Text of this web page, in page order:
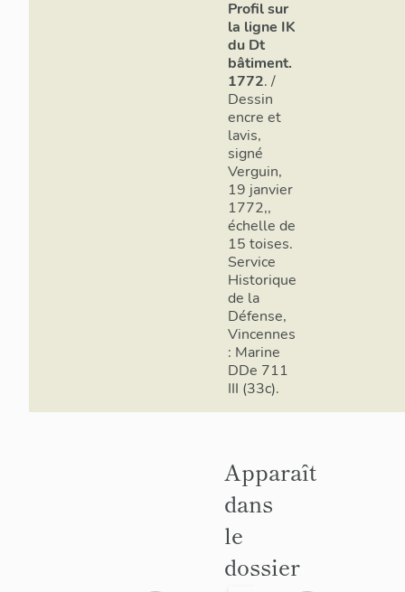
Profil sur
la ligne IK
du Dt
bâtiment.
1772. /
Dessin
encre et
lavis,
signé
Verguin,
19 janvier
1772,,
échelle de
15 toises.
Service
Historique
de la
Défense,
Vincennes
: Marine
DDe 711
III (33c).
Apparaît
dans
le
dossier